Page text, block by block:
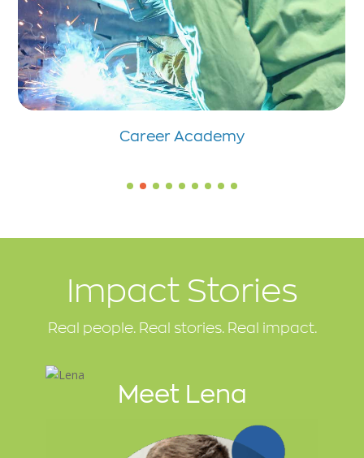
Career Academy
Impact Stories
Real people. Real stories. Real impact.
Meet Lena